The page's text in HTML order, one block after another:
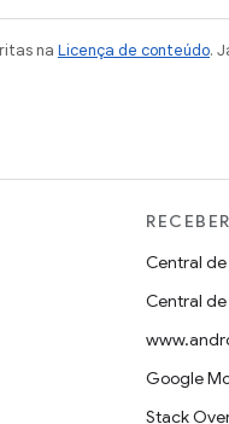
na Licença de conteúdo.
Central
Central de
Google
Stack